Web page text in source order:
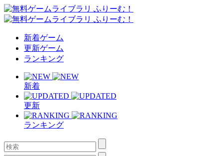
新着ゲーム
更新ゲーム
ランキング
新着
更新
ランキング